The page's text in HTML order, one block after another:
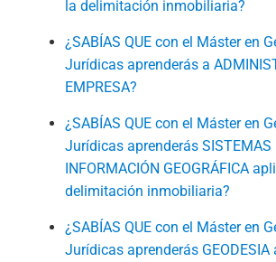
la delimitación inmobiliaria?
¿SABÍAS QUE con el Máster en
Jurídicas aprenderás a
EMPRESA?
¿SABÍAS QUE con el Máster en
Jurídicas aprenderás SISTEMAS
INFORMACIÓN GEOGRÁFICA
delimitación inmobiliaria?
¿SABÍAS QUE con el Máster en
Jurídicas aprenderás